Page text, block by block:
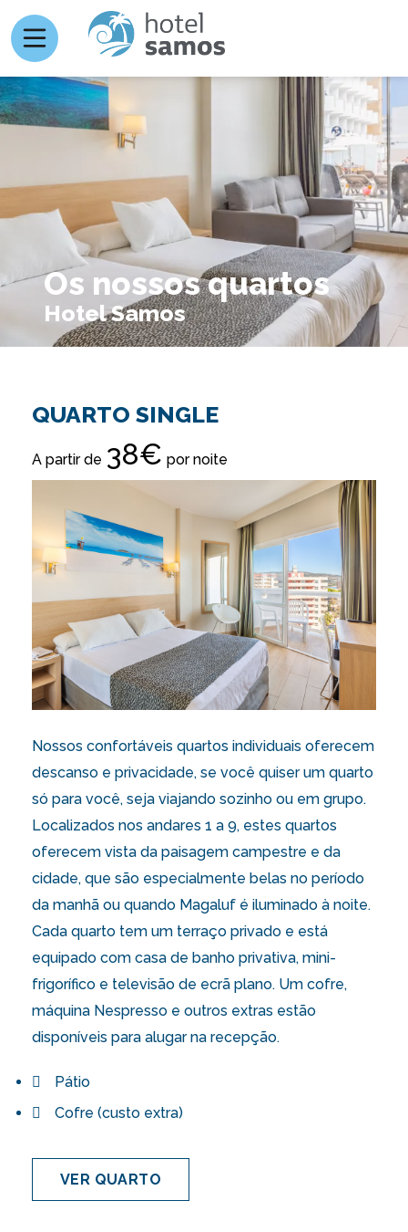
Os nossos quartos
Hotel Samos
QUARTO SINGLE
A partir de 38€ por noite
Nossos confortáveis quartos individuais oferecem
descanso e privacidade, se você quiser um quarto
só para você, seja viajando sozinho ou em grupo.
Localizados nos andares 1 a 9, estes quartos
oferecem vista da paisagem campestre e da
cidade, que são especialmente belas no período
da manhã ou quando Magaluf é iluminado à noite.
Cada quarto tem um terraço privado e está
equipado com casa de banho privativa, mini-
frigorífico e televisão de ecrã plano. Um cofre,
máquina Nespresso e outros extras estão
disponíveis para alugar na recepção.
Pátio
Cofre (custo extra)
VER QUARTO